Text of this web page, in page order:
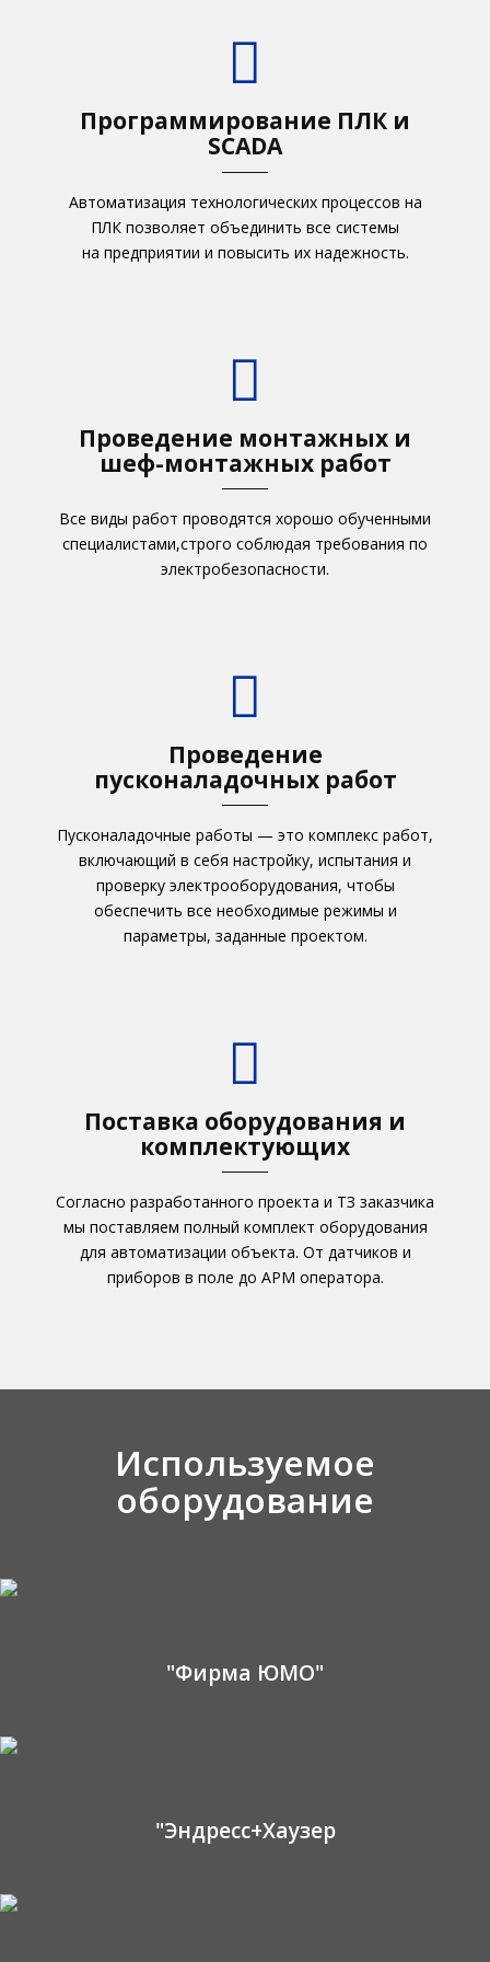
Программирование ПЛК и
SCADA
Автоматизация технологических процессов на
ПЛК позволяет объединить все системы
на предприятии и повысить их надежность.
Проведение монтажных и
шеф-монтажных работ
Все виды работ проводятся хорошо обученными
специалистами,строго соблюдая требования по
электробезопасности.
Проведение
пусконаладочных работ
Пусконаладочные работы — это комплекс работ,
включающий в себя настройку, испытания и
проверку электрооборудования, чтобы
обеспечить все необходимые режимы и
параметры, заданные проектом.
Поставка оборудования и
комплектующих
Согласно разработанного проекта и ТЗ заказчика
мы поставляем полный комплект оборудования
для автоматизации объекта. От датчиков и
приборов в поле до АРМ оператора.
Используемое
оборудование
"Фирма ЮМО"
"Эндресс+Хаузер